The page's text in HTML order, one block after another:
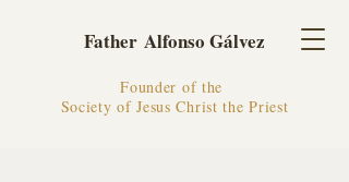
Father Alfonso Gálvez
Founder of the
Society of Jesus Christ the Priest